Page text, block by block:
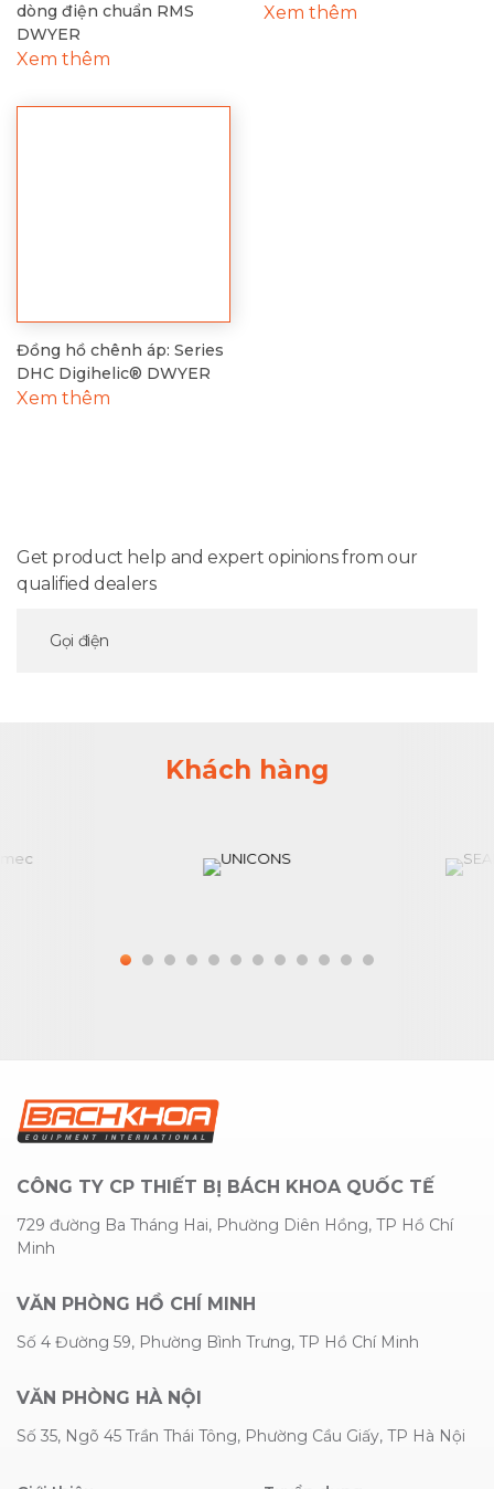
dòng điện chuẩn RMS
DWYER
Xem thêm
Xem thêm
Đồng hồ chênh áp: Series
DHC Digihelic® DWYER
Xem thêm
Get product help and expert opinions from our
qualified dealers
Gọi điện
Khách hàng
CÔNG TY CP THIẾT BỊ BÁCH KHOA QUỐC TẾ
729 đường Ba Tháng Hai, Phường Diên Hồng, TP Hồ Chí
Minh
VĂN PHÒNG HỒ CHÍ MINH
Số 4 Đường 59, Phường Bình Trưng, TP Hồ Chí Minh
VĂN PHÒNG HÀ NỘI
Số 35, Ngõ 45 Trần Thái Tông, Phường Cầu Giấy, TP Hà Nội